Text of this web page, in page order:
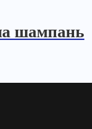
шампань